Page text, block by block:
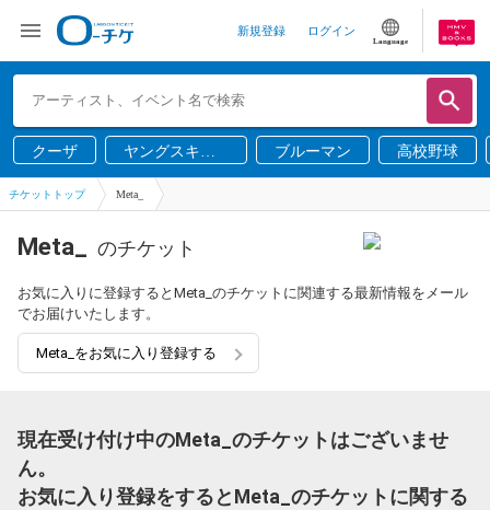
新規登録 ログイン
Language
クーザ
ヤングスキニ
ー
ブルーマン 高校野球
チケットトップ Meta_
Meta_ のチケット
お気に入りに登録するとMeta_のチケットに関連する最新情報をメール
でお届けいたします。
Meta_をお気に入り登録する
現在受け付け中のMeta_のチケットはございませ
ん。
お気に入り登録をするとMeta_のチケットに関する